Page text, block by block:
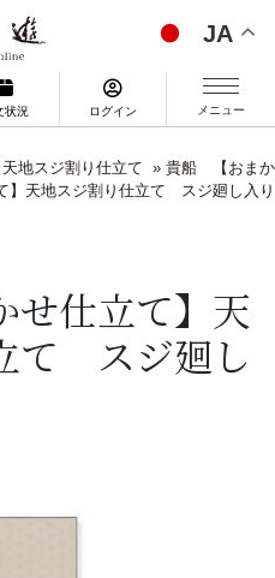
JA
状況 ログイン メニュー
天地スジ割り仕立て » 貴船 【おまか
】天地スジ割り仕立て スジ廻し入り
仕立て】天
て スジ廻し